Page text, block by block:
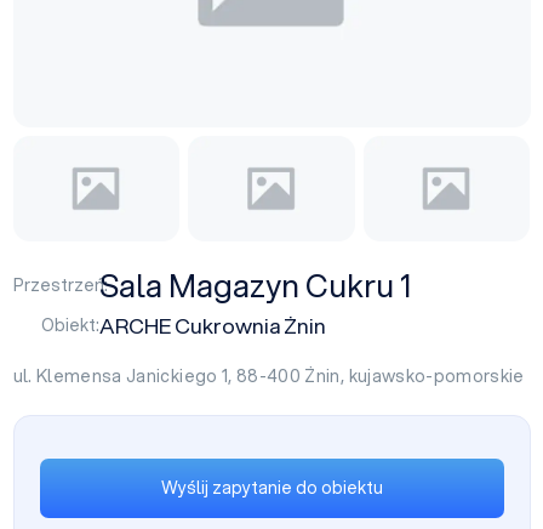
Przestrzeń:Sala Magazyn Cukru 1
Obiekt:ARCHE Cukrownia Żnin
ul. Klemensa Janickiego 1, 88-400 Żnin, kujawsko-pomorskie
Wyślij zapytanie do obiektu